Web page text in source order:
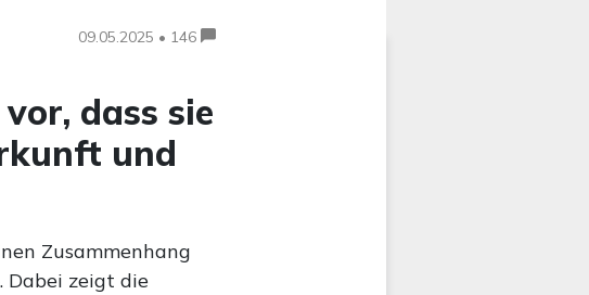
09.05.2025 • 146
dass sie
und
Zusammenhang
zeigt die